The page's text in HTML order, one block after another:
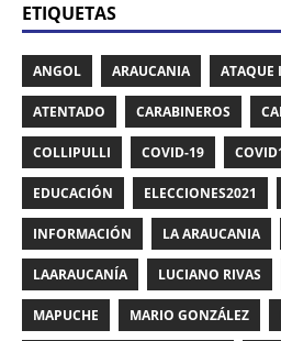
ETIQUETAS
ANGOL ARAUCANIA ATAQUE
ATENTADO CARABINEROS
COLLIPULLI COVID-19
EDUCACIÓN ELECCIONES2021
INFORMACIÓN LA ARAUCANIA
LAARAUCANÍA LUCIANO RIVAS
MAPUCHE MARIO GONZÁLEZ